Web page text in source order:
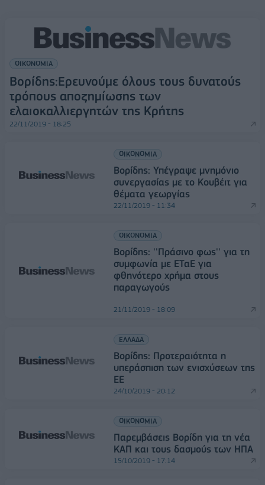
ΟΙΚΟΝΟΜΙΑ
Βορίδης:Ερευνούμε όλους τους δυνατούς
τρόπους αποζημίωσης των
ελαιοκαλλιεργητών της Κρήτης
22/11/2019 - 18:25
ΟΙΚΟΝΟΜΙΑ
Βορίδης: Υπέγραψε μνημόνιο
συνεργασίας με το Κουβέιτ για
θέματα γεωργίας
22/11/2019 - 11:34
ΟΙΚΟΝΟΜΙΑ
Βορίδης: ''Πράσινο φως'' για τη
συμφωνία με ΕΤαΕ για
φθηνότερο χρήμα στους
παραγωγούς
21/11/2019 - 18:09
ΕΛΛΑΔΑ
Βορίδης: Προτεραιότητα η
υπεράσπιση των ενισχύσεων της
ΕΕ
24/10/2019 - 20:12
ΟΙΚΟΝΟΜΙΑ
Παρεμβάσεις Βορίδη για τη νέα
ΚΑΠ και τους δασμούς των ΗΠΑ
15/10/2019 - 17:14